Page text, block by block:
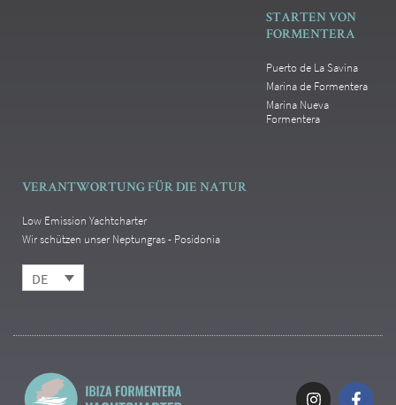
STARTEN VON
FORMENTERA
Puerto de La Savina
Marina de Formentera
Marina Nueva
Formentera
VERANTWORTUNG FÜR DIE NATUR
Low Emission Yachtcharter
Wir schützen unser Neptungras - Posidonia
DE